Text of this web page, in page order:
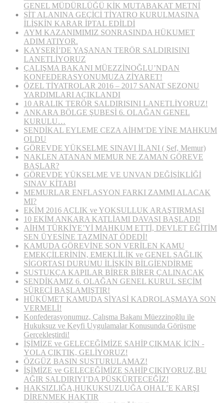
GENEL MÜDÜRLÜĞÜ KİK MUTABAKAT METNİ
SİT ALANINA GEÇİCİ TİYATRO KURULMASINA
İLİŞKİN KARAR İPTAL EDİLDİ
AYM KAZANIMIMIZ SONRASINDA HÜKUMET
ADIM ATIYOR.
KAYSERİ’DE YAŞANAN TERÖR SALDIRISINI
LANETLİYORUZ
ÇALIŞMA BAKANI MÜEZZİNOĞLU’NDAN
KONFEDERASYONUMUZA ZİYARET!
ÖZEL TİYATROLAR 2016 – 2017 SANAT SEZONU
YARDIMLARI AÇIKLANDI
10 ARALIK TERÖR SALDIRISINI LANETLİYORUZ!
ANKARA BÖLGE ŞUBESİ 6. OLAĞAN GENEL
KURULU…
SENDİKAL EYLEME CEZA AİHM’DE YİNE MAHKUM
OLDU
GÖREVDE YÜKSELME SINAVI İLANI ( Şef, Memur)
NAKLEN ATANAN MEMUR NE ZAMAN GÖREVE
BAŞLAR?
GÖREVDE YÜKSELME VE UNVAN DEĞİŞİKLİĞİ
SINAV KİTABI
MEMURLAR ENFLASYON FARKI ZAMMI ALACAK
MI?
EKİM 2016 AÇLIK ve YOKSULLUK ARAŞTIRMASI
10 EKİM ANKARA KATLİAMI DAVASI BAŞLADI!
AİHM TÜRKİYE’Yİ MAHKUM ETTİ, DEVLET EĞİTİM
SEN ÜYESİNE TAZMİNAT ÖDEDİ!
KAMUDA GÖREVİNE SON VERİLEN KAMU
EMEKÇİLERİNİN, EMEKLİLİK ve GENEL SAĞLIK
SİGORTASI DURUMU İLİŞKİN BİLGİENDİRME
SUSTUKÇA KAPILAR BİRER BİRER ÇALINACAK
SENDİKAMIZ 6. OLAĞAN GENEL KURUL SEÇİM
SÜRECİ BAŞLAMIŞTIR!
HÜKÜMET KAMUDA SİYASİ KADROLAŞMAYA SON
VERMELİ!
Konfederasyonumuz, Çalışma Bakanı Müezzinoğlu ile
Hukuksuz ve Keyfi Uygulamalar Konusunda Görüşme
Gerçekleştirdi!
İŞİMİZE ve GELECEĞİMİZE SAHİP ÇIKMAK İÇİN ­­­
YOLA ÇIKTIK, GELİYORUZ!
ÖZGÜZ BASIN SUSTURULAMAZ!
İŞİMİZE ve GELECEĞİMİZE SAHİP ÇIKIYORUZ,BU
AĞIR SALDIRIYI’DA PÜSKÜRTECEĞİZ!
HAKSIZLIĞA,HUKUKSUZLUĞA OHAL’E KARŞI
DİRENMEK HAKTIR